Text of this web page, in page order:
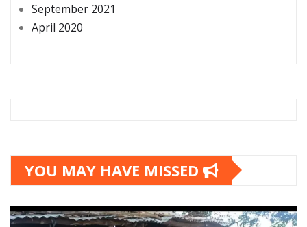
September 2021
April 2020
YOU MAY HAVE MISSED